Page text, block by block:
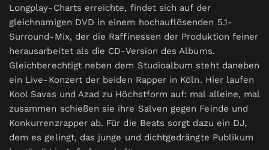
Longplay-Charts erreichte, findet sich auf der
gleichnamigen DVD in einem hochauflösenden 5.1-
Surround-Mix, der die Raffinessen der Produktion feiner
herausarbeitet als die CD-Version des Albums.
Gleichberechtigt neben dem Studioalbum steht daneben
ein Live-Konzert der beiden Rapper in Köln. Hier laufen
Kool Savas und Azad zu Höchstform auf: mal alleine, mal
zusammen schießen sie ihre Salven gegen Feinde und
Konkurrenzrapper ab. Für die Beats sorgt dazu ein DJ,
dem es gelingt, das junge und dichtgedrängte Publikum